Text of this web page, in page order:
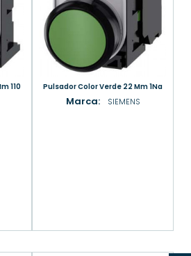
Pulsador Color Verde 22 Mm 1Na
Marca: SIEMENS